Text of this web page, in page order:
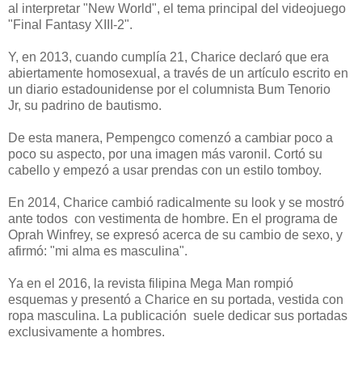
al interpretar "New World", el tema principal del videojuego
"Final Fantasy XIII-2".
Y, en 2013, cuando cumplía 21, Charice declaró que era
abiertamente homosexual, a través de un artículo escrito en
un diario estadounidense por el columnista Bum Tenorio
Jr, su padrino de bautismo.
De esta manera, Pempengco comenzó a cambiar poco a
poco su aspecto, por una imagen más varonil. Cortó su
cabello y empezó a usar prendas con un estilo tomboy.
En 2014, Charice cambió radicalmente su look y se mostró
ante todos con vestimenta de hombre. En el programa de
Oprah Winfrey, se expresó acerca de su cambio de sexo, y
afirmó: "mi alma es masculina".
Ya en el 2016, la revista filipina Mega Man rompió
esquemas y presentó a Charice en su portada, vestida con
ropa masculina. La publicación suele dedicar sus portadas
exclusivamente a hombres.